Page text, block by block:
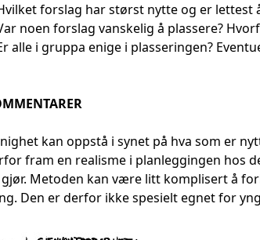
forslag har størst nytte og er lettest
noen forslag vanskelig å plassere?
alle i gruppa enige i plasseringen?
kan oppstå i synet på hva som er
fram en realisme i planleggingen hos
Metoden kan være litt komplisert å
Den er derfor ikke spesielt egnet for